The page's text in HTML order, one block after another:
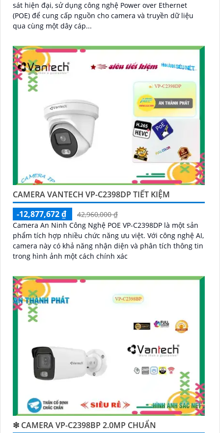
sát hiện đại, sử dụng công nghệ Power over Ethernet
(POE) để cung cấp nguồn cho camera và truyền dữ liệu
qua cùng một dây cáp...
CAMERA VANTECH VP-C2398DP TIẾT KIỆM
-12,877,672 ₫
42,960,000 ₫
Camera An Ninh Công Nghệ POE VP-C2398DP là một sản
phẩm tích hợp nhiều chức năng ưu việt. Với công nghệ AI,
camera này có khả năng nhận diện và phân tích thông tin
trong hình ảnh một cách chính xác
❇ CAMERA VP-C2398BP 2.0MP CHUẨN